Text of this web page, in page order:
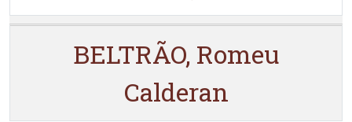
BELTRÃO, Romeu
Calderan